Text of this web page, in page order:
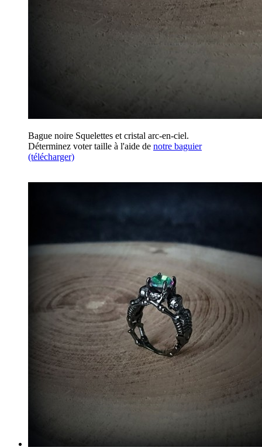
Bague noire Squelettes et cristal arc-en-ciel.
Déterminez voter taille à l'aide de notre baguier
(télécharger)